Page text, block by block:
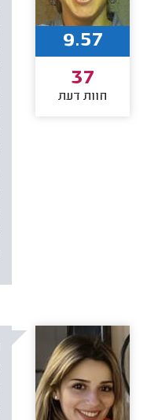
9.57
37
חוות דעת